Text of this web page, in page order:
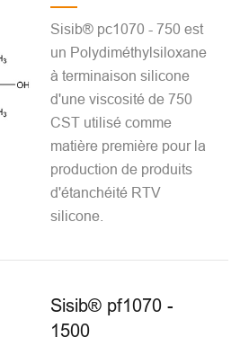
Sisib® pc1070 - 750 est
un Polydiméthylsiloxane
à terminaison silicone
d'une viscosité de 750
CST utilisé comme
matière première pour la
production de produits
d'étanchéité RTV
silicone.
Sisib® pf1070 -
1500